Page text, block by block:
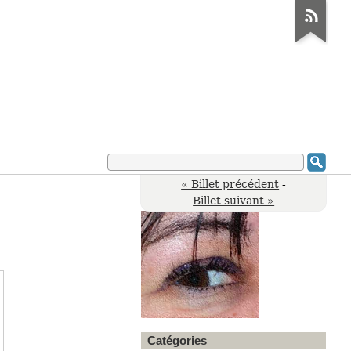
« Billet précédent -
Billet suivant »
Catégories